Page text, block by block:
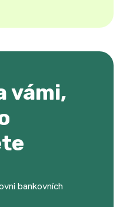
vámi,
bankovních